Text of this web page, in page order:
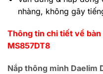
nhàng, không gây
Thông tin chi tiết về bàn
MS857DT8
Nắp thông minh Daelim